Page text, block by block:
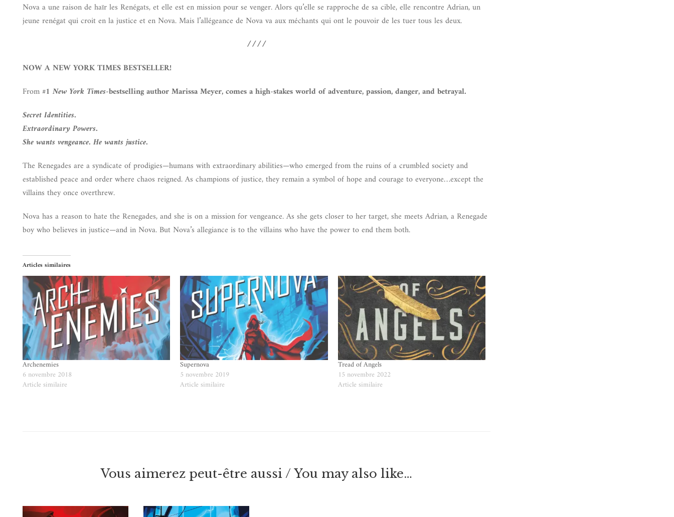
Nova a une raison de haïr les Renégats, et elle est en mission pour se venger. Alors qu’elle se rapproche de sa cible, elle rencontre Adrian, un
jeune renégat qui croit en la justice et en Nova. Mais l’allégeance de Nova va aux méchants qui ont le pouvoir de les tuer tous les deux.
////
NOW A NEW YORK TIMES BESTSELLER!
From #1 New York Times-bestselling authorMarissa Meyer,comes a high-stakes world of adventure, passion, danger, and betrayal.
Secret Identities.
Extraordinary Powers.
She wants vengeance. He wants justice.
The Renegades are a syndicate of prodigies—humans with extraordinary abilities—who emerged from the ruins of a crumbled society and
established peace and order where chaos reigned. As champions of justice, they remain a symbol of hope and courage to everyone…except the
villains they once overthrew.
Nova has a reason to hate the Renegades, and she is on a mission for vengeance. As she gets closer to her target, she meets Adrian, a Renegade
boy who believes in justice—and in Nova. But Nova’s allegiance is to the villains who have the power to end them both.
Articles similaires
Archenemies
6 novembre 2018
Article similaire
Supernova
5 novembre 2019
Article similaire
Tread of Angels
15 novembre 2022
Article similaire
Vous aimerez peut-être aussi / You may also like…